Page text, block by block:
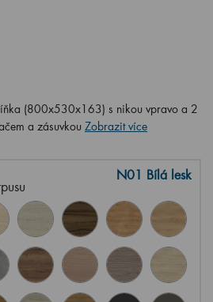
(800x530x163) s nikou vpravo a 2
a zásuvkou Zobrazit více
N01 Bílá lesk